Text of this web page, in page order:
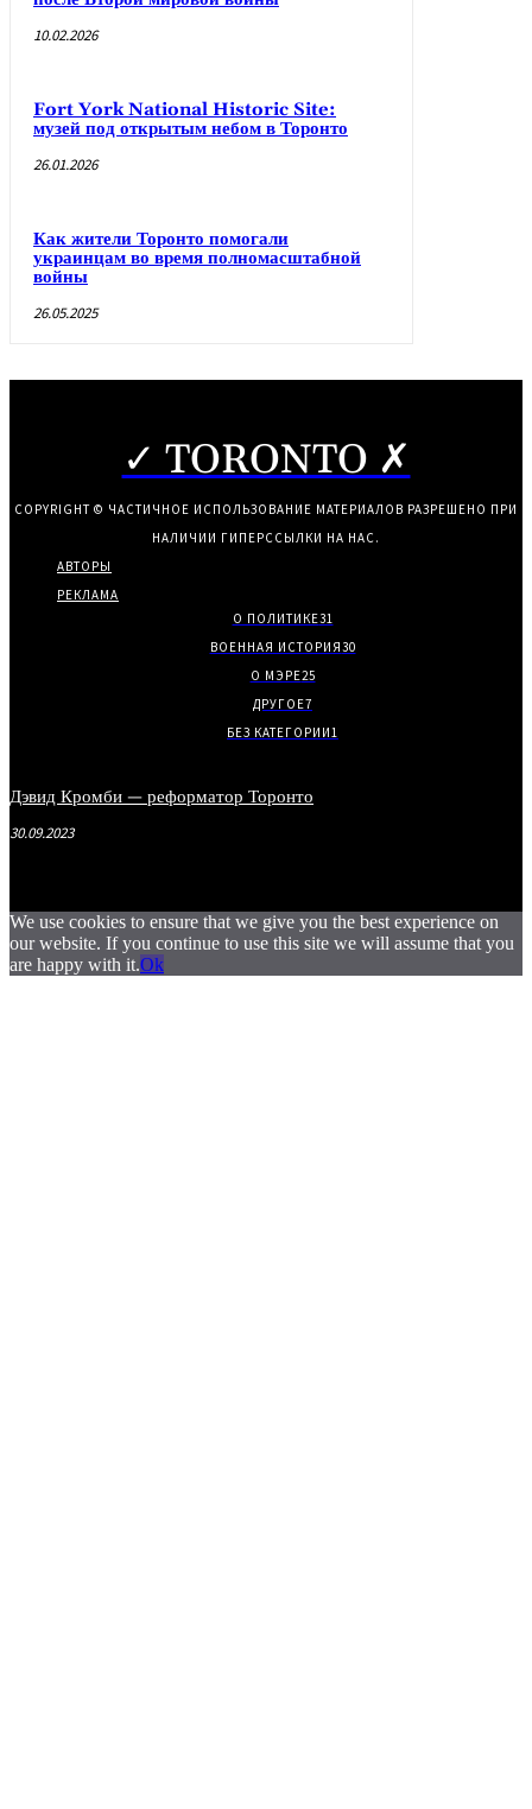
10.02.2026
Fort York National Historic Site:
музей под открытым небом в Торонто
26.01.2026
Как жители Торонто помогали
украинцам во время полномасштабной
войны
26.05.2025
✓ TORONTO ✗
COPYRIGHT © ЧАСТИЧНОЕ ИСПОЛЬЗОВАНИЕ МАТЕРИАЛОВ РАЗРЕШЕНО ПРИ
НАЛИЧИИ ГИПЕРССЫЛКИ НА НАС.
АВТОРЫ
РЕКЛАМА
О ПОЛИТИКЕ31
ВОЕННАЯ ИСТОРИЯ30
О МЭРЕ25
ДРУГОЕ7
БЕЗ КАТЕГОРИИ1
Дэвид Кромби — реформатор Торонто
30.09.2023
We use cookies to ensure that we give you the best experience on
our website. If you continue to use this site we will assume that you
are happy with it.Ok